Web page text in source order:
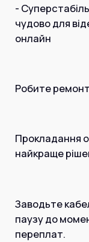
-
чудово для
онлайн
Робите
Прокладання
найкраще
Заводьте
паузу до
переплат.